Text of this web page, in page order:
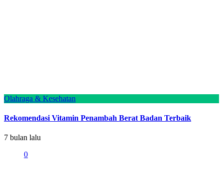
Olahraga & Kesehatan
Rekomendasi Vitamin Penambah Berat Badan Terbaik
7 bulan lalu
0